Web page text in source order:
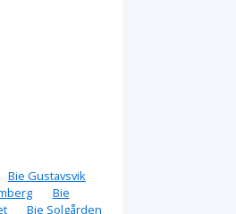
Bie Gustavsvik
Bie
Bie Solgården